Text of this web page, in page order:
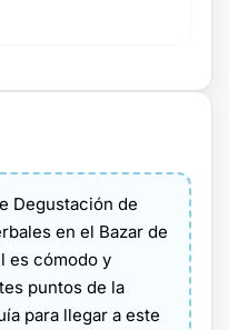
Degustación de
en el Bazar de
es cómodo y
puntos de la
para llegar a este